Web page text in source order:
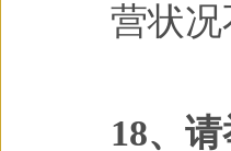
营状
18、